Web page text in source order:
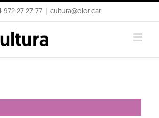
972 27 27 77 cultura@olot.cat